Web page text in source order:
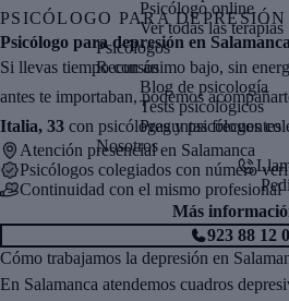
Psicólogo online
Ver todas las terapias
Psicólogos
Recursos
Blog de psicología
Tests psicológicos
Preguntas frecuentes
Nosotros
PSICÓLOGO PARA
Psicólogo para depresión en
Si llevas tiempo con ánimo bajo, sin
antes te importaban, podemos
Italia, 33 con psicólogas y psicólogos
Atención presencial en Salamanca
Psicólogos colegiados con número
Continuidad con el mismo profesional
Más
923 88 12
Cómo trabajamos la depresión en
En Salamanca atendemos cuadros